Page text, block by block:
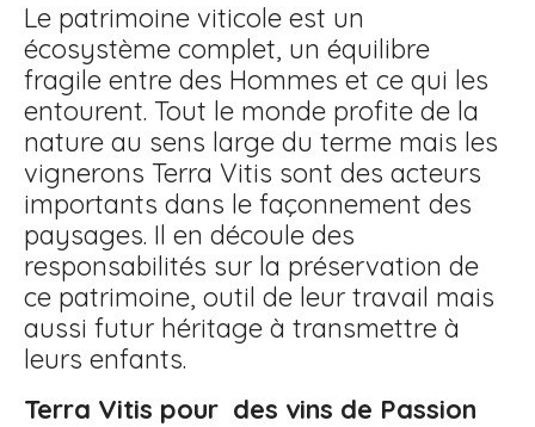
Le patrimoine viticole est un
écosystème complet, un équilibre
fragile entre des Hommes et ce qui les
entourent. Tout le monde profite de la
nature au sens large du terme mais les
vignerons Terra Vitis sont des acteurs
importants dans le façonnement des
paysages. Il en découle des
responsabilités sur la préservation de
ce patrimoine, outil de leur travail mais
aussi futur héritage à transmettre à
leurs enfants.
Terra Vitis pour des vins de Passion